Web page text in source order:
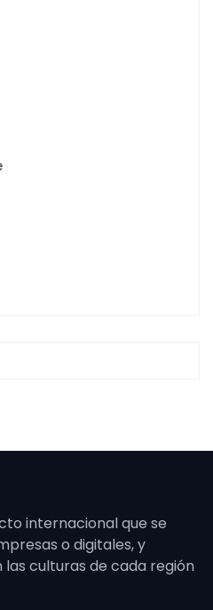
internacional que se
o digitales, y
culturas de cada región